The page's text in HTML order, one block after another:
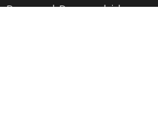
Reserved. Desenvolvido por